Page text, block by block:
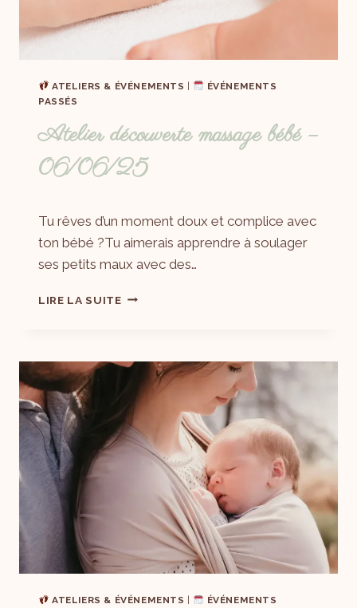
ATELIERS & ÉVÉNEMENTS
ÉVÉNEMENTS
PASSÉS
Atelier découverte massage bébé –
06/06/25
Laëtitia
Tu rêves d’un moment doux et complice avec
ton bébé ?Tu aimerais apprendre à soulager
ses petits maux avec des…
LIRE LA SUITE
ATELIERS & ÉVÉNEMENTS
ÉVÉNEMENTS